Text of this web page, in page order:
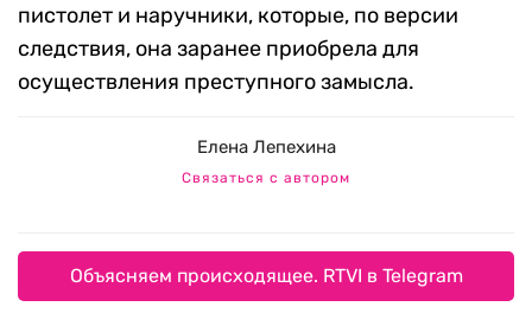
пистолет и наручники, которые, по версии
следствия, она заранее приобрела для
осуществления преступного замысла.
Елена Лепехина
Связаться с автором
Объясняем происходящее. RTVI в Telegram